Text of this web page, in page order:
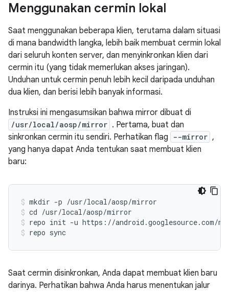
Menggunakan cermin lokal
Saat menggunakan beberapa klien, terutama dalam situasi
di mana bandwidth langka, lebih baik membuat cermin lokal
dari seluruh konten server, dan menyinkronkan klien dari
cermin itu (yang tidak memerlukan akses jaringan).
Unduhan untuk cermin penuh lebih kecil daripada unduhan
dua klien, dan berisi lebih banyak informasi.
Instruksi ini mengasumsikan bahwa mirror dibuat di
/usr/local/aosp/mirror . Pertama, buat dan
sinkronkan cermin itu sendiri. Perhatikan flag
--mirror ,
yang hanya dapat Anda tentukan saat membuat klien
baru:
mkdir -p /usr/local/aosp/mirror
cd /usr/local/aosp/mirror
repo init -u https://android.googlesource.com/
repo sync
Saat cermin disinkronkan, Anda dapat membuat klien baru
darinya. Perhatikan bahwa Anda harus menentukan jalur